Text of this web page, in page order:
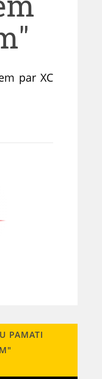
par XC
PAMATI